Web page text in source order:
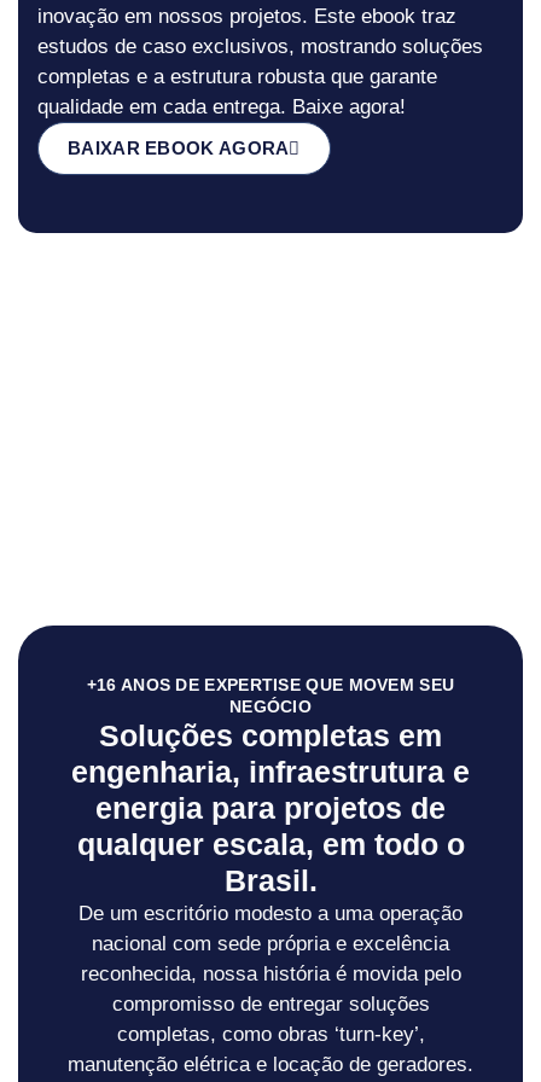
inovação em nossos projetos. Este ebook traz
estudos de caso exclusivos, mostrando soluções
completas e a estrutura robusta que garante
qualidade em cada entrega. Baixe agora!
BAIXAR EBOOK AGORA
+16 ANOS DE EXPERTISE QUE MOVEM SEU
NEGÓCIO
Soluções completas em
engenharia, infraestrutura e
energia para projetos de
qualquer escala, em todo o
Brasil.
De um escritório modesto a uma operação
nacional com sede própria e excelência
reconhecida, nossa história é movida pelo
compromisso de entregar soluções
completas, como obras ‘turn-key’,
manutenção elétrica e locação de geradores.